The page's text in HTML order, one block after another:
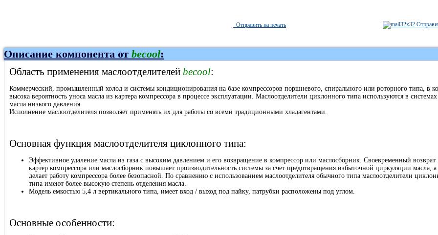
Отправить на печать
Описание компонента от becool:
Область применения маслоотделителей becool:
Коммерческий, промышленный холод и системы кондиционирования на базе компрессоров поршневого, спирального или роторного типа, в
высока вероятность уноса масла из картера компрессора в процессе эксплуатации. Маслоотделители циклонного типа используются в системах
масла низкого давления.
Исполнение маслоотделителя позволяет применять их для работы со всеми традиционными хладагентами.
Основная функция маслоотделителя циклонного типа:
Эффективное удаление масла из газа с высоким давлением и его возвращение в компрессор или маслосборник. Своевременный возврат
картер компрессора или маслосборник повышает производительность системы за счет предотвращения избыточной циркуляции масла,
делает работу компрессора более безопасной. По сравнению с использованием маслоотделителя обычного типа маслоотделители
типа имеют более высокую степень отделения масла.
Модель емкостью 5,4 л вертикального типа, имеет вход / выход под пайку, патрубки расположены под углом.
Основные особенности: